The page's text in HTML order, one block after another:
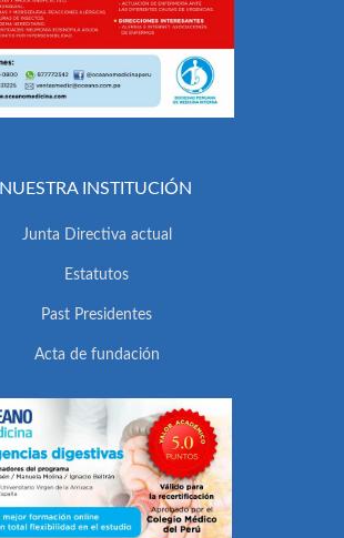
NUESTRA INSTITUCIÓN
Junta Directiva actual
Estatutos
Past Presidentes
Acta de fundación